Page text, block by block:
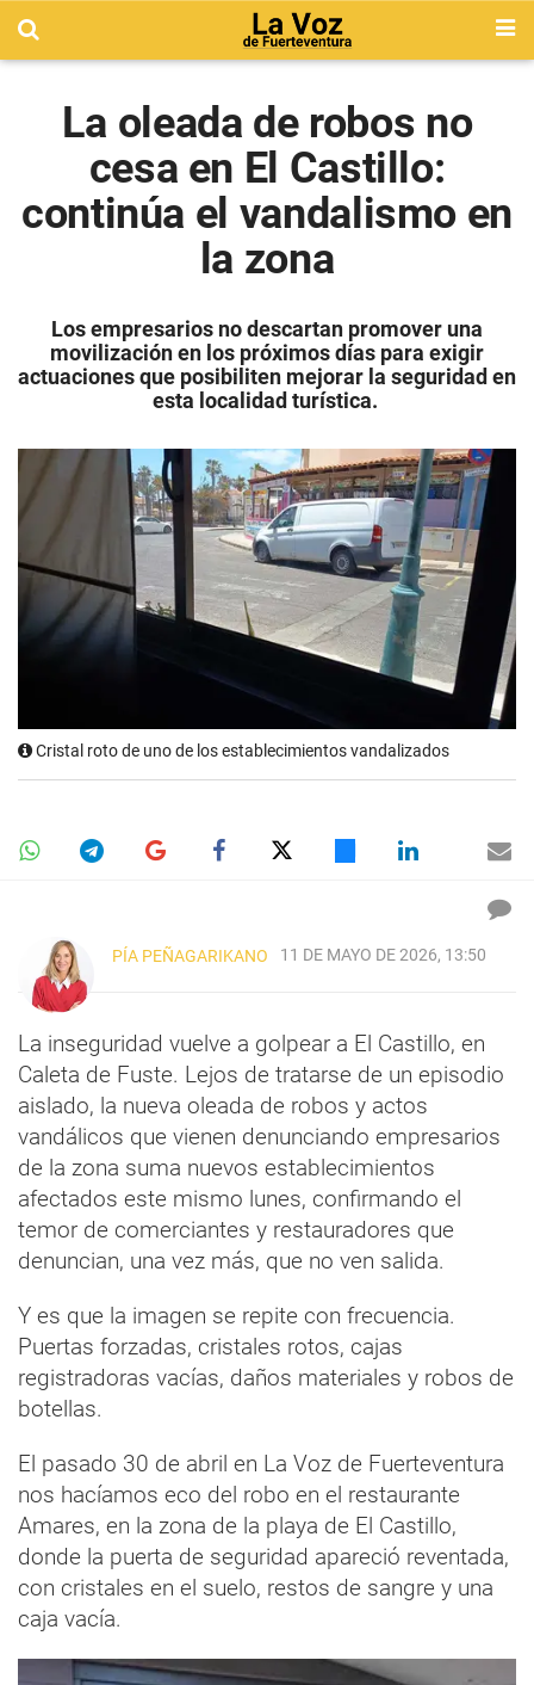
La oleada de robos no
cesa en El Castillo:
continúa el vandalismo en
la zona
Los empresarios no descartan promover una
movilización en los próximos días para exigir
actuaciones que posibiliten mejorar la seguridad en
esta localidad turística.
Cristal roto de uno de los establecimientos vandalizados
PÍA PEÑAGARIKANO 11 DE MAYO DE 2026, 13:50
La inseguridad vuelve a golpear a El Castillo, en
Caleta de Fuste. Lejos de tratarse de un episodio
aislado, la nueva oleada de robos y actos
vandálicos que vienen denunciando empresarios
de la zona suma nuevos establecimientos
afectados este mismo lunes, confirmando el
temor de comerciantes y restauradores que
denuncian, una vez más, que no ven salida.
Y es que la imagen se repite con frecuencia.
Puertas forzadas, cristales rotos, cajas
registradoras vacías, daños materiales y robos de
botellas.
El pasado 30 de abril en La Voz de Fuerteventura
nos hacíamos eco del robo en el restaurante
Amares, en la zona de la playa de El Castillo,
donde la puerta de seguridad apareció reventada,
con cristales en el suelo, restos de sangre y una
caja vacía.